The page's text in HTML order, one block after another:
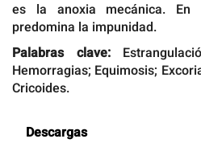
es la anoxia mecánica.
predomina la impunidad.
Palabras clave:
Hemorragias; Equimosis;
Cricoides.
Descargas